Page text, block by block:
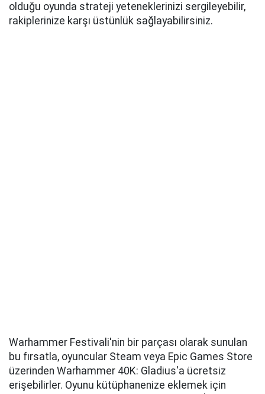
olduğu oyunda strateji yeteneklerinizi sergileyebilir,
rakiplerinize karşı üstünlük sağlayabilirsiniz.
Warhammer Festivali'nin bir parçası olarak sunulan
bu fırsatla, oyuncular Steam veya Epic Games Store
üzerinden Warhammer 40K: Gladius'a ücretsiz
erişebilirler. Oyunu kütüphanenize eklemek için